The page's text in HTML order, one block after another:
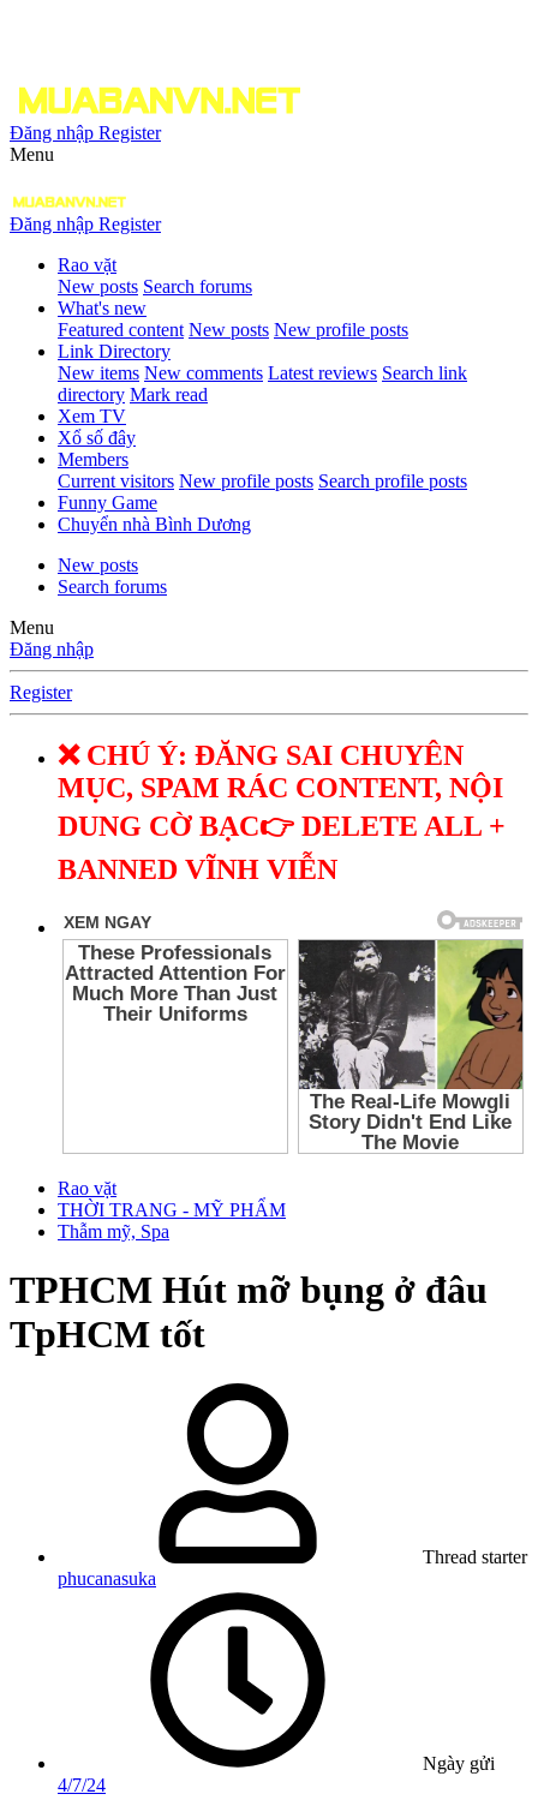
Đăng nhập Register
Menu
Đăng nhập Register
Rao vặt
New posts Search forums
What's new
Featured content New posts New profile posts
Link Directory
New items New comments Latest reviews Search link
directory Mark read
Xem TV
Xổ số đây
Members
Current visitors New profile posts Search profile posts
Funny Game
Chuyển nhà Bình Dương
New posts
Search forums
Menu
Đăng nhập
Register
❌ CHÚ Ý: ĐĂNG SAI CHUYÊN
MỤC, SPAM RÁC CONTENT, NỘI
DUNG CỜ BẠC👉 DELETE ALL +
BANNED VĨNH VIỄN
Rao vặt
THỜI TRANG - MỸ PHẨM
Thẫm mỹ, Spa
TPHCM Hút mỡ bụng ở đâu
TpHCM tốt
Thread starter
phucanasuka
Ngày gửi
4/7/24